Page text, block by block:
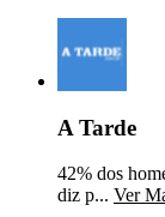
A Tarde
42% dos
diz p... Ver